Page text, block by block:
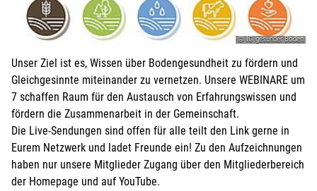
© IG gesunder Boden
Unser Ziel ist es, Wissen über Bodengesundheit zu fördern und
Gleichgesinnte miteinander zu vernetzen. Unsere WEBINARE um
7 schaffen Raum für den Austausch von Erfahrungswissen und
fördern die Zusammenarbeit in der Gemeinschaft.
Die Live-Sendungen sind offen für alle teilt den Link gerne in
Eurem Netzwerk und ladet Freunde ein! Zu den Aufzeichnungen
haben nur unsere Mitglieder Zugang über den Mitgliederbereich
der Homepage und auf YouTube.